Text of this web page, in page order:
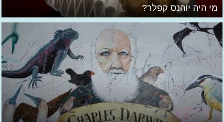
מי היה יוהנס קפלר?